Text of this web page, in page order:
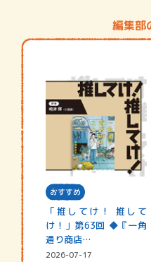
編集部
おすすめ
「推してけ！ 推して
け！」第63回 ◆『一角
通り商店…
2026-07-17